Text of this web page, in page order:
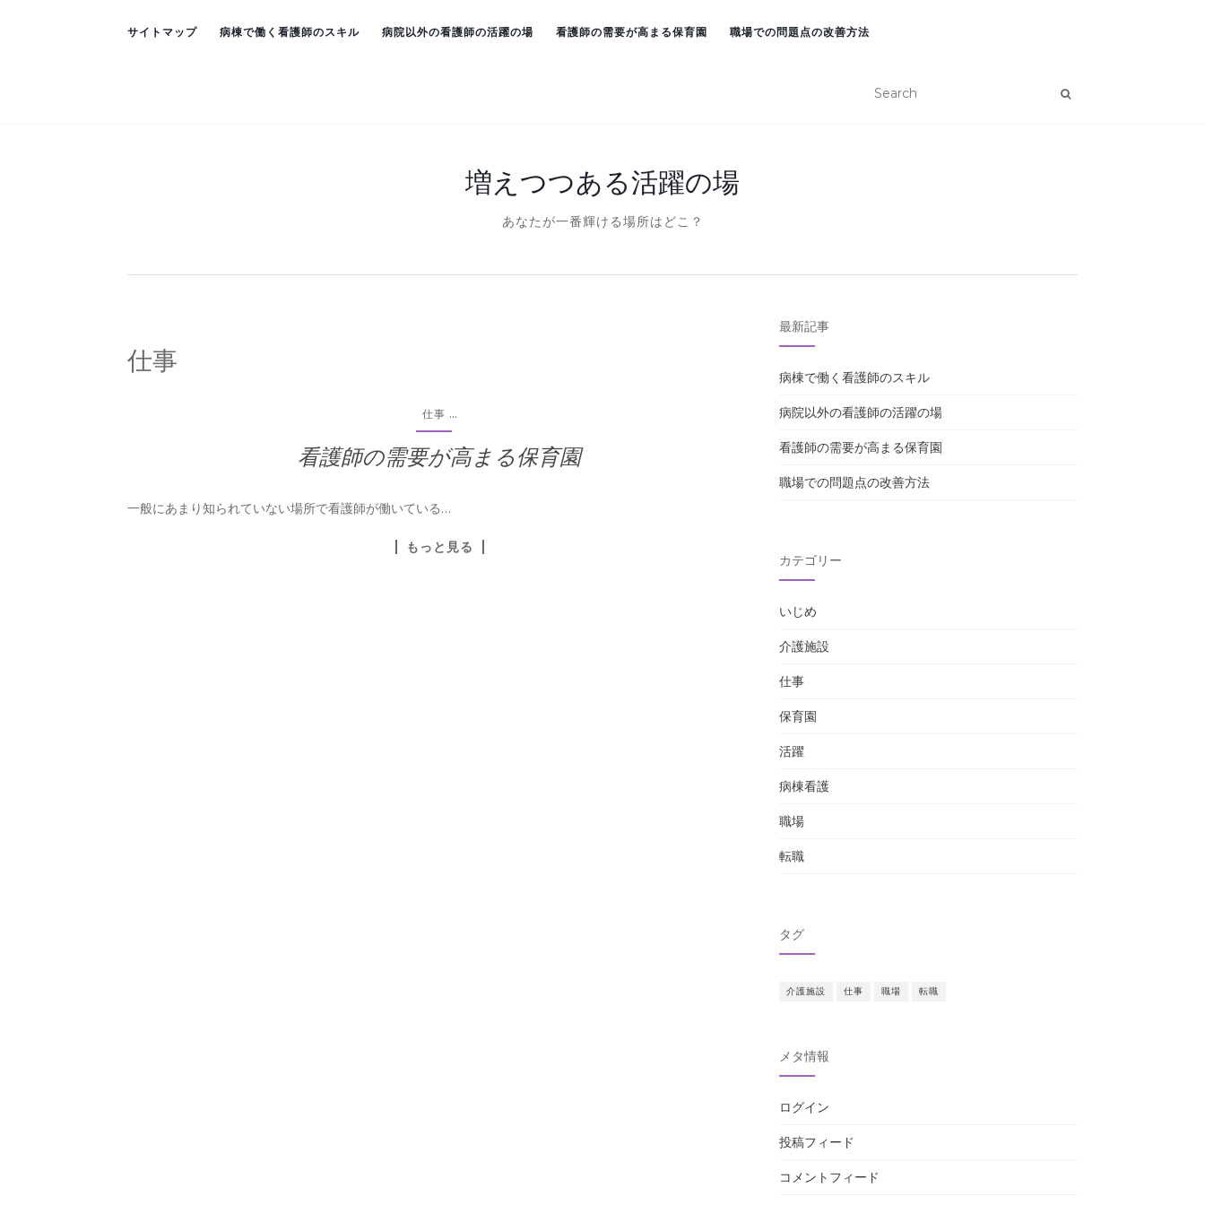
サイトマップ 病棟で働く看護師のスキル 病院以外の看護師の活躍の場 看護師の需要が高まる保育園 職場での問題点の改善方法
増えつつある活躍の場
あなたが一番輝ける場所はどこ？
仕事
仕事 ...
看護師の需要が高まる保育園
一般にあまり知られていない場所で看護師が働いている…
もっと見る
最新記事
病棟で働く看護師のスキル
病院以外の看護師の活躍の場
看護師の需要が高まる保育園
職場での問題点の改善方法
カテゴリー
いじめ
介護施設
仕事
保育園
活躍
病棟看護
職場
転職
タグ
介護施設 仕事 職場 転職
メタ情報
ログイン
投稿フィード
コメントフィード